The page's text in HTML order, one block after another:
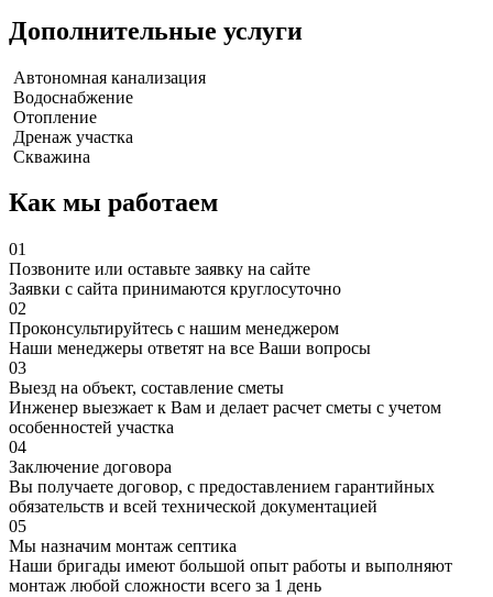
Дополнительные услуги
Автономная канализация
Водоснабжение
Отопление
Дренаж участка
Скважина
Как мы работаем
01
Позвоните или оставьте заявку на сайте
Заявки с сайта принимаются круглосуточно
02
Проконсультируйтесь с нашим менеджером
Наши менеджеры ответят на все Ваши вопросы
03
Выезд на объект, составление сметы
Инженер выезжает к Вам и делает расчет сметы с учетом
особенностей участка
04
Заключение договора
Вы получаете договор, с предоставлением гарантийных
обязательств и всей технической документацией
05
Мы назначим монтаж септика
Наши бригады имеют большой опыт работы и выполняют
монтаж любой сложности всего за 1 день